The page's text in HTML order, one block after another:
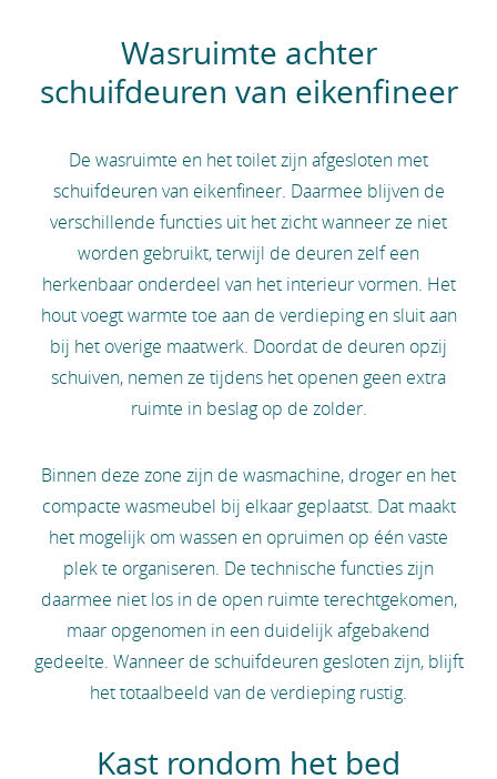
Wasruimte achter
schuifdeuren van eikenfineer
De wasruimte en het toilet zijn afgesloten met
schuifdeuren van eikenfineer. Daarmee blijven de
verschillende functies uit het zicht wanneer ze niet
worden gebruikt, terwijl de deuren zelf een
herkenbaar onderdeel van het interieur vormen. Het
hout voegt warmte toe aan de verdieping en sluit aan
bij het overige maatwerk. Doordat de deuren opzij
schuiven, nemen ze tijdens het openen geen extra
ruimte in beslag op de zolder.
Binnen deze zone zijn de wasmachine, droger en het
compacte wasmeubel bij elkaar geplaatst. Dat maakt
het mogelijk om wassen en opruimen op één vaste
plek te organiseren. De technische functies zijn
daarmee niet los in de open ruimte terechtgekomen,
maar opgenomen in een duidelijk afgebakend
gedeelte. Wanneer de schuifdeuren gesloten zijn, blijft
het totaalbeeld van de verdieping rustig.
Kast rondom het bed